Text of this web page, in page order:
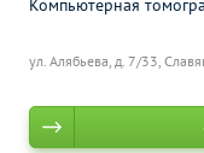
ул. Алябьева, д. 7/33,
Компьютерная